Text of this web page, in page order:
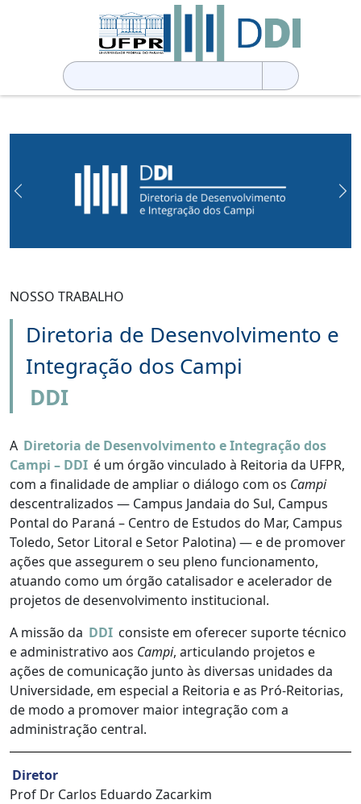
Pesquisar
por:
Previous
NOSSO TRABALHO
Diretoria de Desenvolvimento e
Integração dos Campi
DDI
A Diretoria de Desenvolvimento e Integração dos
Campi – DDI é um órgão vinculado à Reitoria da UFPR,
com a finalidade de ampliar o diálogo com os Campi
descentralizados — Campus Jandaia do Sul, Campus
Pontal do Paraná – Centro de Estudos do Mar, Campus
Toledo, Setor Litoral e Setor Palotina) — e de promover
ações que assegurem o seu pleno funcionamento,
atuando como um órgão catalisador e acelerador de
projetos de desenvolvimento institucional.
A missão da DDI consiste em oferecer suporte técnico
e administrativo aos Campi, articulando projetos e
ações de comunicação junto às diversas unidades da
Universidade, em especial a Reitoria e as Pró-Reitorias,
de modo a promover maior integração com a
administração central.
Diretor
Prof Dr Carlos Eduardo Zacarkim